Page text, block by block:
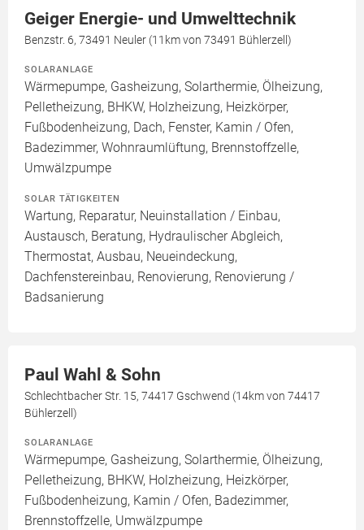
Geiger Energie- und Umwelttechnik
Benzstr. 6, 73491 Neuler (11km von 73491 Bühlerzell)
SOLARANLAGE
Wärmepumpe, Gasheizung, Solarthermie, Ölheizung,
Pelletheizung, BHKW, Holzheizung, Heizkörper,
Fußbodenheizung, Dach, Fenster, Kamin / Ofen,
Badezimmer, Wohnraumlüftung, Brennstoffzelle,
Umwälzpumpe
SOLAR TÄTIGKEITEN
Wartung, Reparatur, Neuinstallation / Einbau,
Austausch, Beratung, Hydraulischer Abgleich,
Thermostat, Ausbau, Neueindeckung,
Dachfenstereinbau, Renovierung, Renovierung /
Badsanierung
Paul Wahl & Sohn
Schlechtbacher Str. 15, 74417 Gschwend (14km von 74417
Bühlerzell)
SOLARANLAGE
Wärmepumpe, Gasheizung, Solarthermie, Ölheizung,
Pelletheizung, BHKW, Holzheizung, Heizkörper,
Fußbodenheizung, Kamin / Ofen, Badezimmer,
Brennstoffzelle, Umwälzpumpe